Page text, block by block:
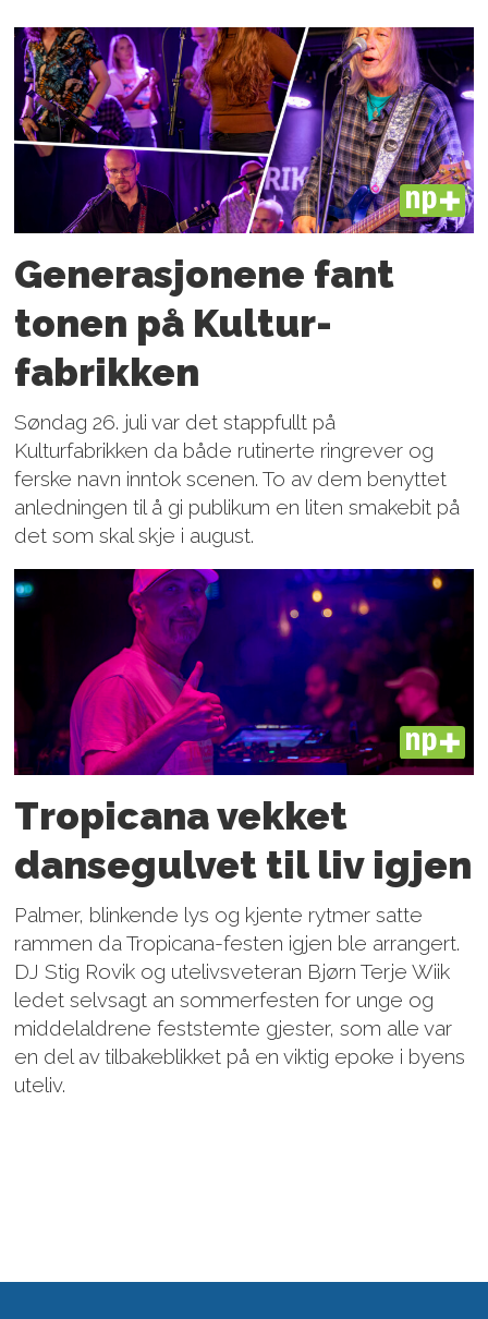
PLUS
Generasjonene fant
tonen på Kultur­
fabrikken
Søndag 26. juli var det stappfullt på
Kulturfabrikken da både rutinerte ringrever og
ferske navn inntok scenen. To av dem benyttet
anledningen til å gi publikum en liten smakebit på
det som skal skje i august.
PLUS
Tropicana vekket
dansegulvet til liv igjen
Palmer, blinkende lys og kjente rytmer satte
rammen da Tropicana-festen igjen ble arrangert.
DJ Stig Rovik og utelivsveteran Bjørn Terje Wiik
ledet selvsagt an sommerfesten for unge og
middelaldrene feststemte gjester, som alle var
en del av tilbakeblikket på en viktig epoke i byens
uteliv.